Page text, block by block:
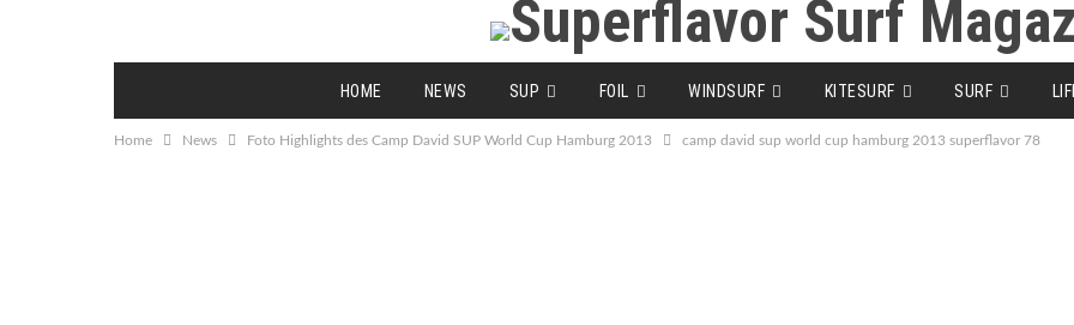
HOME NEWS SUP FOIL WINDSURF KITESURF SURF
Home News Foto Highlights des Camp David SUP World Cup Hamburg 2013 camp david sup world cup hamburg 2013 superflavor 78